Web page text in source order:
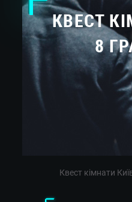
КВЕСТ
8
Квест кімнати